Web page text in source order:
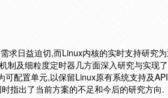
求日益迫切,而Linux内核的实时支持研究
制及细粒度定时器几方面深入研究与实现
配置单元,以保留Linux原有系统支持及
指出了当前方案的不足和今后的研究方向.